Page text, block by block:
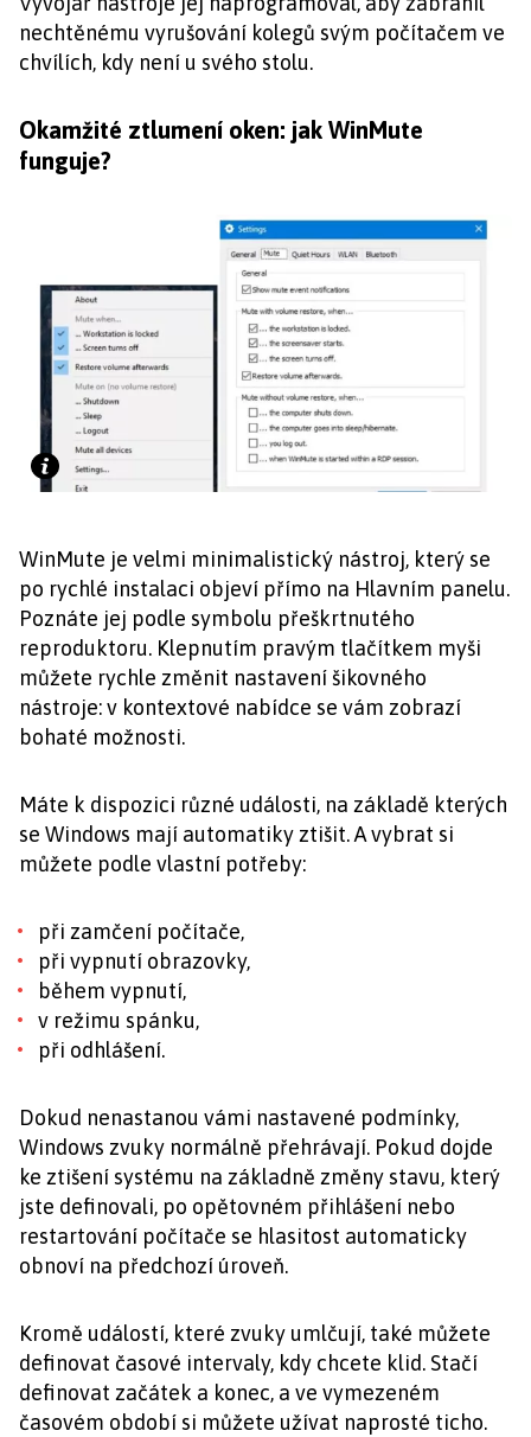
nechtěnému vyrušování kolegů svým počítačem ve
chvílích, kdy není u svého stolu.
Okamžité ztlumení oken: jak WinMute
funguje?
WinMute je velmi minimalistický nástroj, který se
po rychlé instalaci objeví přímo na Hlavním panelu.
Poznáte jej podle symbolu přeškrtnutého
reproduktoru. Klepnutím pravým tlačítkem myši
můžete rychle změnit nastavení šikovného
nástroje: v kontextové nabídce se vám zobrazí
bohaté možnosti.
Máte k dispozici různé události, na základě kterých
se Windows mají automatiky ztišit. A vybrat si
můžete podle vlastní potřeby:
při zamčení počítače,
při vypnutí obrazovky,
během vypnutí,
v režimu spánku,
při odhlášení.
Dokud nenastanou vámi nastavené podmínky,
Windows zvuky normálně přehrávají. Pokud dojde
ke ztišení systému na základně změny stavu, který
jste definovali, po opětovném přihlášení nebo
restartování počítače se hlasitost automaticky
obnoví na předchozí úroveň.
Kromě událostí, které zvuky umlčují, také můžete
definovat časové intervaly, kdy chcete klid. Stačí
definovat začátek a konec, a ve vymezeném
časovém období si můžete užívat naprosté ticho.